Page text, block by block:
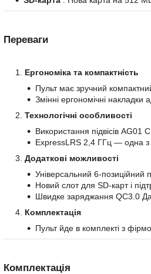
Переваги
Ергономіка та компактність
Пульт має зручний
Змінні ергономічні накладки
Технологічні особливості
Використання підвісів AG01
ExpressLRS 2,4 ГГц — одна з
Додаткові можливості
Універсальний 6-позиційний
Новий слот для SD-карт і
Швидке заряджання QC3.0
Комплектація
Пульт йде в комплекті з
Комплектація